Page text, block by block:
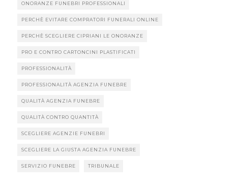
ONORANZE FUNEBRI PROFESSIONALI
PERCHÈ EVITARE COMPRATORI FUNERALI ONLINE
PERCHÈ SCEGLIERE CIPRIANI LE ONORANZE
PRO E CONTRO CARTONCINI PLASTIFICATI
PROFESSIONALITÀ
PROFESSIONALITÀ AGENZIA FUNEBRE
QUALITÀ AGENZIA FUNEBRE
QUALITÀ CONTRO QUANTITÀ
SCEGLIERE AGENZIE FUNEBRI
SCEGLIERE LA GIUSTA AGENZIA FUNEBRE
SERVIZIO FUNEBRE TRIBUNALE